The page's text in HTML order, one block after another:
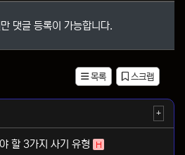
댓글 등록이 가능합니다.
목록 스크랩
+
할 3가지 사기 유형 H